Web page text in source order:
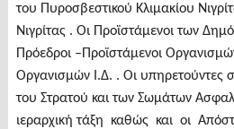
του Πυροσβεστικού Κλιμακίου
Νιγρίτας . Οι Προϊστάμενοι των
Πρόεδροι –Προϊστάμενοι
Οργανισμών Ι.Δ. . Οι υπηρετούντες
του Στρατού και των Σωμάτων
ιεραρχική τάξη καθώς και οι